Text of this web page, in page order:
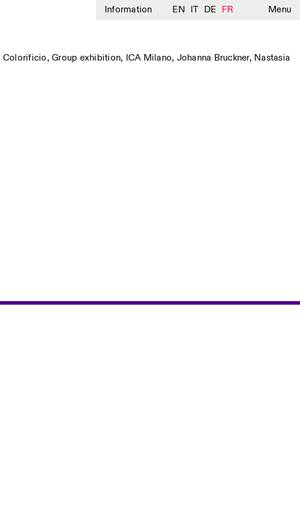
Information EN IT DE FR Menu
Colorificio, Group exhibition, ICA Milano, Johanna Bruckner, Nastasia